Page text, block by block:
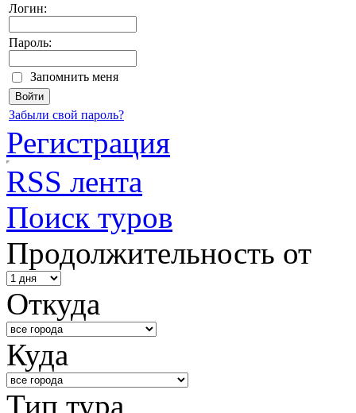
Логин:
Пароль:
Запомнить меня
Забыли свой пароль?
Регистрация
RSS лента
Поиск туров
Продолжительность от
Откуда
Куда
Тип тура